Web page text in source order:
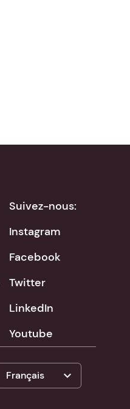
Suivez-nous:
Instagram
Facebook
Twitter
LinkedIn
Youtube
Français expand_more